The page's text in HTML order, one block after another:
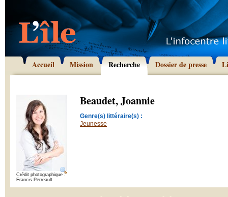
Accueil Mission Recherche Dossier de presse
Crédit photographique :
Francis Perreault
Beaudet, Joannie
Genre(s) littéraire(s) :
Jeunesse